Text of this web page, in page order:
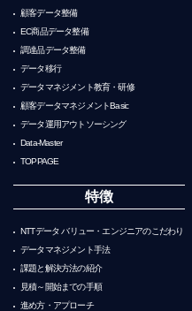
顧客データ整備
EC商品データ整備
調達品データ整備
データ移行
データマネジメント教育・研修
顧客データマネジメントBasic
データ運用アウトソーシング
Data-Master
TOPPAGE
特徴
NTTデータ バリュー・エンジニアのこだわり
データマネジメント手法
課題と解決方法の紹介
見積～開始までの手順
進め方・アプローチ